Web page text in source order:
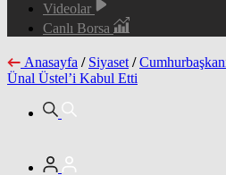
Videolar
Canlı Borsa
Anasayfa / Siyaset /
Ünal Üstel’i Kabul Etti